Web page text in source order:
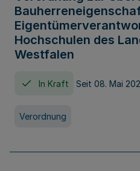
Hochschulen des
Westfalen
In Kraft Seit 08. Mai
Verordnung